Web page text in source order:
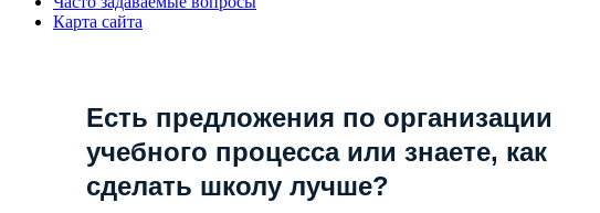
Карта сайта
Есть предложения по организации
учебного процесса или знаете, как
сделать школу лучше?